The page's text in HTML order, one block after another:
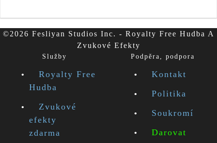
©2026 Fesliyan Studios Inc. - Royalty Free Hudba A
Zvukové Efekty
Služby
Royalty Free
Hudba
Zvukové
efekty
zdarma
Podpěra, podpora
Kontakt
Politika
Soukromí
Darovat